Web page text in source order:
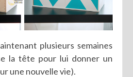
plusieurs semaines
la tête pour lui donner un
une nouvelle vie).